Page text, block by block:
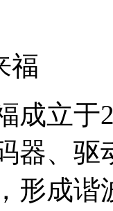
立于
器、驱
形成谐